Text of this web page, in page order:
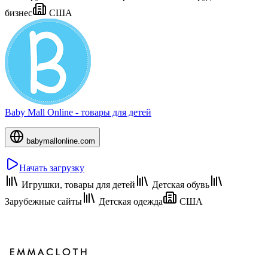
бизнес
США
Baby Mall Online - товары для детей
babymallonline.com
Начать загрузку
Игрушки, товары для детей
Детская обувь
Зарубежные сайты
Детская одежда США